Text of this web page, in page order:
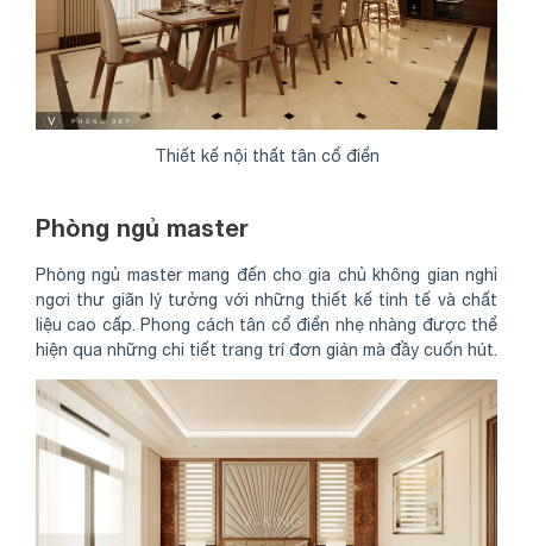
Thiết kế nội thất tân cổ điển
Phòng ngủ master
Phòng ngủ master mang đến cho gia chủ không gian nghỉ
ngơi thư giãn lý tưởng với những thiết kế tinh tế và chất
liệu cao cấp. Phong cách tân cổ điển nhẹ nhàng được thể
hiện qua những chi tiết trang trí đơn giản mà đầy cuốn hút.